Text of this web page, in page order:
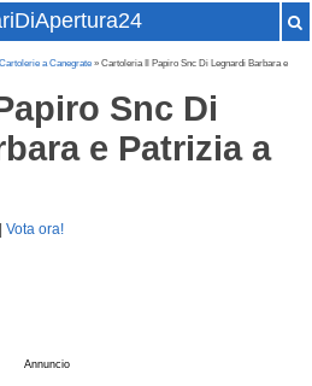
Cartolerie a Canegrate » Cartoleria Il Papiro Snc Di Legnardi Barbara e
Snc Di
e Patriziaa
|Vota ora!
Annuncio